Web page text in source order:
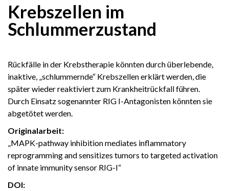
Krebszellen im
Schlummerzustand
Rückfälle in der Krebstherapie könnten durch überlebende,
inaktive, „schlummernde“ Krebszellen erklärt werden, die
später wieder reaktiviert zum Krankheitrückfall führen.
Durch Einsatz sogenannter RIG I-Antagonisten könnten sie
abgetötet werden.
Originalarbeit:
„MAPK-pathway inhibition mediates inflammatory
reprogramming and sensitizes tumors to targeted activation
of innate immunity sensor RIG-I“
DOI: